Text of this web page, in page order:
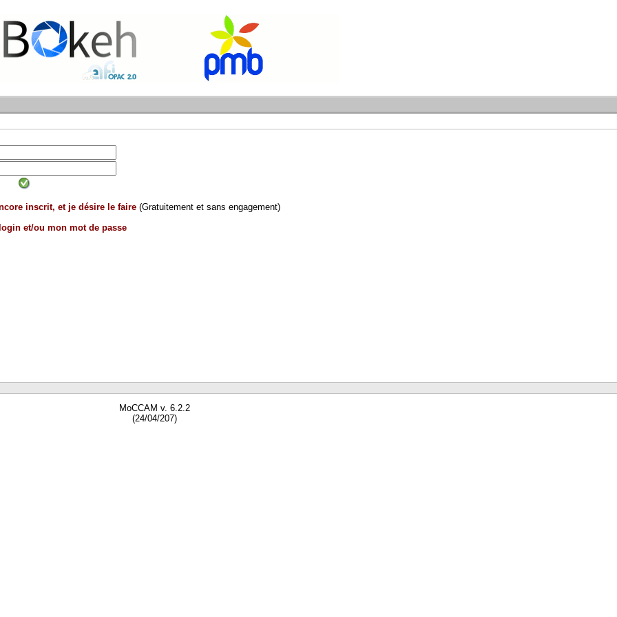
inscrit, et je désire le faire (Gratuitement et sans engagement)
et/ou mon mot de passe
MoCCAM v. 6.2.2
(24/04/207)